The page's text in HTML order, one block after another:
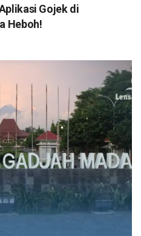
Gojek di
Heboh!